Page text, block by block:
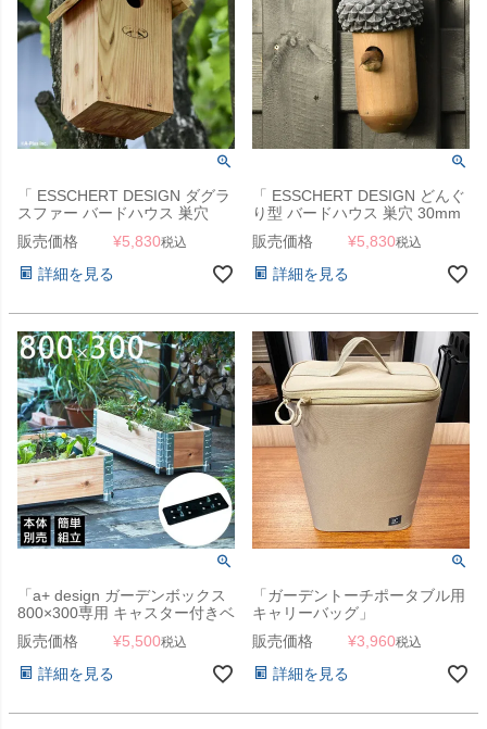
「 ESSCHERT DESIGN ダグラ
スファー バードハウス 巣穴
28mm 」
販売価格 ¥5,830税込
詳細を見る
「 ESSCHERT DESIGN どんぐ
り型 バードハウス 巣穴 30mm
販売価格 ¥5,830税込
詳細を見る
「a+ design ガーデンボックス
800×300専用 キャスター付きベ
ース」
販売価格 ¥5,500税込
詳細を見る
「ガーデントーチポータブル用
キャリーバッグ」
販売価格
¥3,960税込
詳細を見る